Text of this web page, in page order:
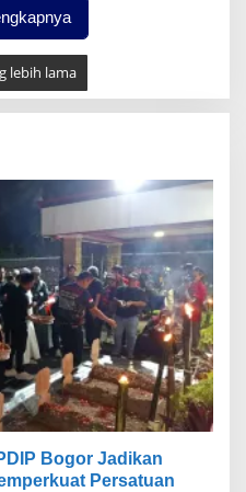
lebih lama
Bogor Jadikan
Persatuan